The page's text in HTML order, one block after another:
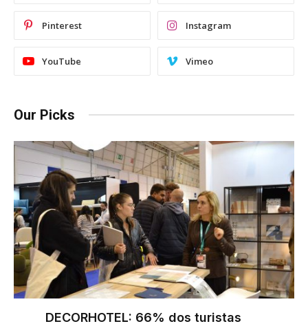
Pinterest Instagram
YouTube Vimeo
Our Picks
DECORHOTEL: 66% dos turistas